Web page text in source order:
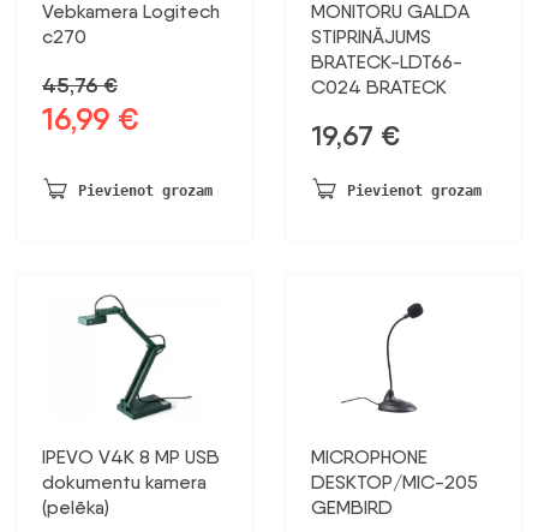
Vebkamera Logitech
c270
45,76€
Sākotnējā
bija:
45,76 €.
16,99 €
16,99 €.
Pievienot grozam
MONITORU GALDA
STIPRINĀJUMS
BRATECK-LDT66-
C024 BRATECK
19,67 €
Pievienot grozam
IPEVO V4K 8 MP USB
dokumentu kamera
(pelēka)
MICROPHONE
DESKTOP/MIC-205
GEMBIRD